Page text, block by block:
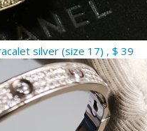
silver (size 17) , $ 39